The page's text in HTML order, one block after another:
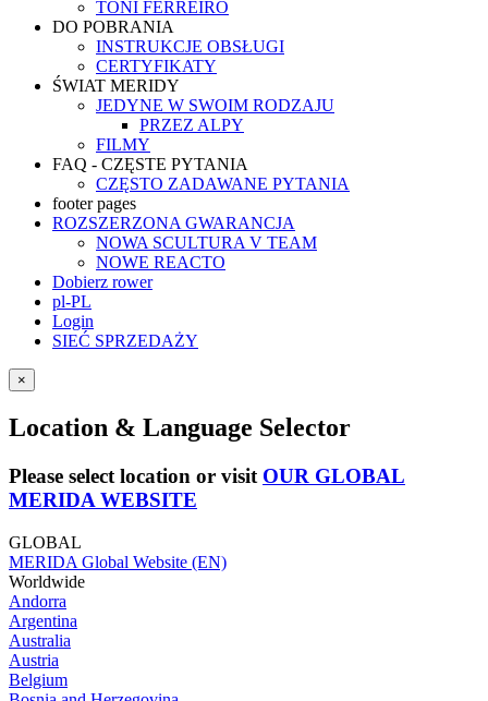
TONI FERREIRO
DO POBRANIA
INSTRUKCJE OBSŁUGI
CERTYFIKATY
ŚWIAT MERIDY
JEDYNE W SWOIM RODZAJU
PRZEZ ALPY
FILMY
FAQ - CZĘSTE PYTANIA
CZĘSTO ZADAWANE PYTANIA
footer pages
ROZSZERZONA GWARANCJA
NOWA SCULTURA V TEAM
NOWE REACTO
Dobierz rower
pl-PL
Login
SIEĆ SPRZEDAŻY
×
Location & Language Selector
Please select location or visit OUR GLOBAL
MERIDA WEBSITE
GLOBAL
MERIDA Global Website (EN)
Worldwide
Andorra
Argentina
Australia
Austria
Belgium